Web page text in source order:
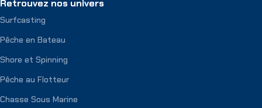
Retrouvez nos univers
Surfcasting
Pêche en Bateau
Shore et Spinning
Pêche au Flotteur
Chasse Sous Marine